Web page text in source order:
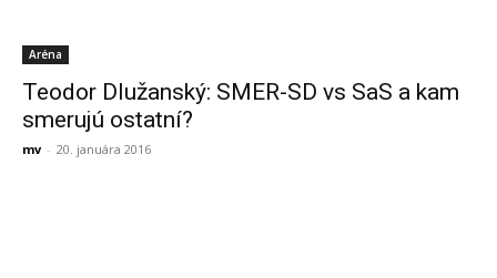
Aréna
Teodor Dlužanský: SMER-SD vs SaS a kam
smerujú ostatní?
mv - 20. januára 2016